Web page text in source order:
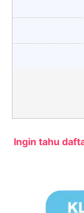
Ingin tahu